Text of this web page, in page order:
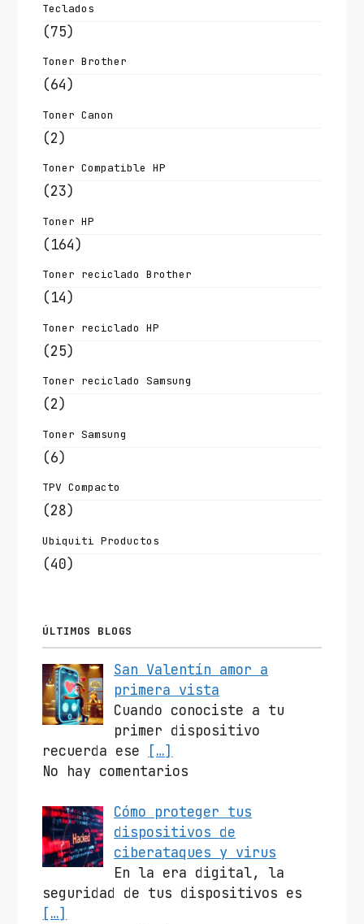
Teclados
(75)
Toner Brother
(64)
Toner Canon
(2)
Toner Compatible HP
(23)
Toner HP
(164)
Toner reciclado Brother
(14)
Toner reciclado HP
(25)
Toner reciclado Samsung
(2)
Toner Samsung
(6)
TPV Compacto
(28)
Ubiquiti Productos
(40)
ÚLTIMOS BLOGS
San Valentín amor a
primera vista
Cuando conociste a tu
primer dispositivo
recuerda ese
[…]
No hay comentarios
Cómo proteger tus
dispositivos de
ciberataques y virus
En la era digital, la
seguridad de tus dispositivos es
[…]